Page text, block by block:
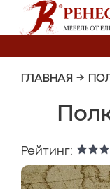
ГЛАВНАЯ →
Рейтинг: